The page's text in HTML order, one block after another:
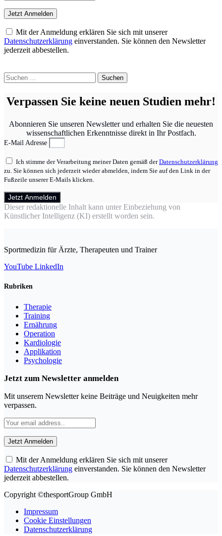
Mit der Anmeldung erklären Sie sich mit unserer
Datenschutzerklärung einverstanden. Sie können den Newsletter
jederzeit abbestellen.
Suchen
nach:
Verpassen Sie keine neuen Studien mehr!
Abonnieren Sie unseren Newsletter und erhalten Sie die neuesten
wissenschaftlichen Erkenntnisse direkt in Ihr Postfach.
E-Mail Adresse
Ich stimme der Verarbeitung meiner Daten gemäß derDatenschutzerklärung
zu. Sie können sich jederzeit wieder abmelden, indem Sie auf den Link in der
Fußzeile unserer E-Mails klicken.
Jetzt Anmelden
Dieser redaktionelle Inhalt kann unter Einbeziehung von
Künstlicher Intelligenz (KI) erstellt worden sein.
Sportmedizin für Ärzte, Therapeuten und Trainer
YouTube LinkedIn
Rubriken
Therapie
Training
Ernährung
Operation
Kardiologie
Applikation
Psychologie
Jetzt zum Newsletter anmelden
Mit unserem Newsletter keine Beiträge und Neuigkeiten mehr
verpassen.
Mit der Anmeldung erklären Sie sich mit unserer
Datenschutzerklärung einverstanden. Sie können den Newsletter
jederzeit abbestellen.
Copyright ©thesportGroup GmbH
Impressum
Cookie Einstellungen
Datenschutzerklärung